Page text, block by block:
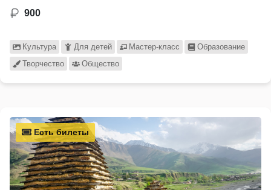
900
Культура Для детей Мастер-класс
Образование
Творчество
Общество
Есть билеты